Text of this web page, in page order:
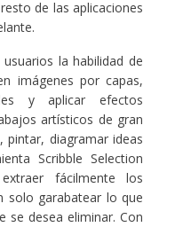
de las aplicaciones
la habilidad de
imágenes por capas,
y aplicar efectos
artísticos de gran
diagramar ideas
Scribble Selection
fácilmente los
solo garabatear lo que
se desea eliminar. Con